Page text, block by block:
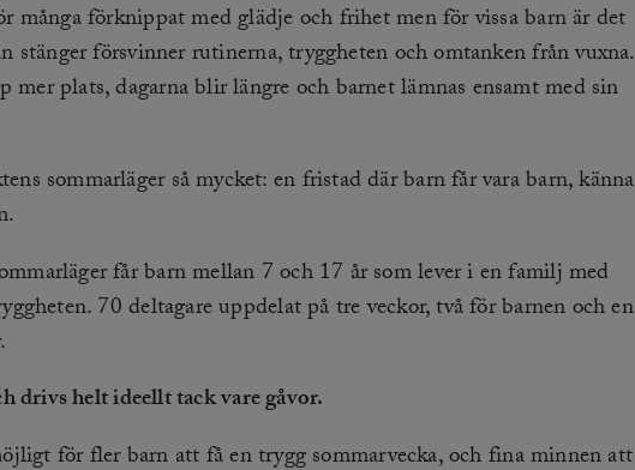
många förknippat med glädje och frihet men för vissa barn är det
stänger försvinner rutinerna, tryggheten och omtanken från vuxna.
mer plats, dagarna blir längre och barnet lämnas ensamt med sin
sommarläger så mycket: en fristad där barn får vara barn, känna
får barn mellan 7 och 17 år som lever i en familj med
70 deltagare uppdelat på tre veckor, två för barnen och en
drivs helt ideellt tack vare gåvor.
för fler barn att få en trygg sommarvecka, och fina minnen att